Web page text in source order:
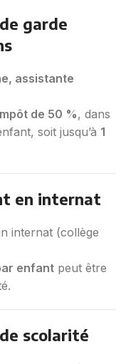
garde
assistante
de 50 %, dans
soit jusqu’à 1
en internat
internat (collège
enfant peut être
scolarité